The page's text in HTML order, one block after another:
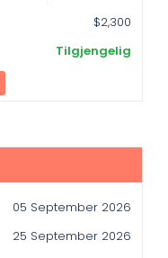
$2,300
Tilgjengelig
05 September 2026
25 September 2026